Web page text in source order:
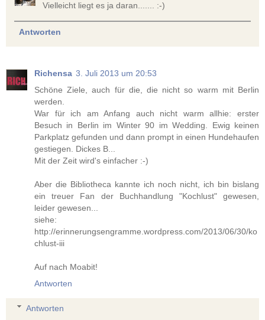
Vielleicht liegt es ja daran....... :-)
Antworten
Richensa 3. Juli 2013 um 20:53
Schöne Ziele, auch für die, die nicht so warm mit Berlin
werden.
War für ich am Anfang auch nicht warm allhie: erster
Besuch in Berlin im Winter 90 im Wedding. Ewig keinen
Parkplatz gefunden und dann prompt in einen Hundehaufen
gestiegen. Dickes B...
Mit der Zeit wird's einfacher :-)
Aber die Bibliotheca kannte ich noch nicht, ich bin bislang
ein treuer Fan der Buchhandlung "Kochlust" gewesen,
leider gewesen...
siehe:
http://erinnerungsengramme.wordpress.com/2013/06/30/ko
chlust-iii
Auf nach Moabit!
Antworten
Antworten